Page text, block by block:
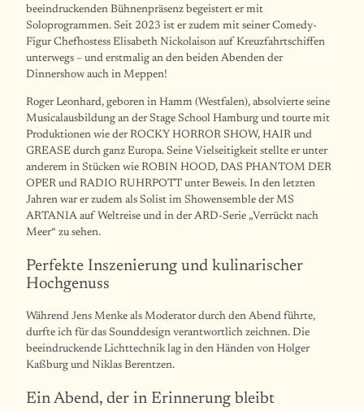
beeindruckenden Bühnenpräsenz begeistert er mit
Soloprogrammen. Seit 2023 ist er zudem mit seiner Comedy-
Figur Chefhostess Elisabeth Nickolaison auf Kreuzfahrtschiffen
unterwegs – und erstmalig an den beiden Abenden der
Dinnershow auch in Meppen!
Roger Leonhard, geboren in Hamm (Westfalen), absolvierte seine
Musicalausbildung an der Stage School Hamburg und tourte mit
Produktionen wie der ROCKY HORROR SHOW, HAIR und
GREASE durch ganz Europa. Seine Vielseitigkeit stellte er unter
anderem in Stücken wie ROBIN HOOD, DAS PHANTOM DER
OPER und RADIO RUHRPOTT unter Beweis. In den letzten
Jahren war er zudem als Solist im Showensemble der MS
ARTANIA auf Weltreise und in der ARD-Serie „Verrückt nach
Meer“ zu sehen.
Perfekte Inszenierung und kulinarischer
Hochgenuss
Während Jens Menke als Moderator durch den Abend führte,
durfte ich für das Sounddesign verantwortlich zeichnen. Die
beeindruckende Lichttechnik lag in den Händen von Holger
Kaßburg und Niklas Berentzen.
Ein Abend, der in Erinnerung bleibt